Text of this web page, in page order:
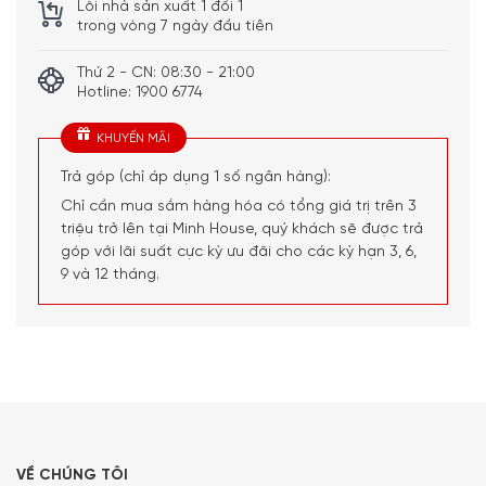
khoảng từ 7,5-14 cm
– Các bộ phận Đĩa nhỏ giọt, nắp bình chứa
khay hứng, nắp bình nước an toàn với máy
rửa bát
Kích thước
– Khối
Cao 46,7 cm x Rộng 38 cm x Sâu 30,9 cm –
Nặng 9,6 Kg
Lỗi nhà sản xuất 1 đổi 1
trong vòng 7 ngày đầu tiên
Thứ 2 - CN: 08:30 - 21:00
Hotline: 1900 6774
KHUYẾN MÃI
Trả góp (chỉ áp dụng 1 số ngân hàng):
Chỉ cần mua sắm hàng hóa có tổng giá trị trên 3
triệu trở lên tại Minh House, quý khách sẽ được trả
góp với lãi suất cực kỳ ưu đãi cho các kỳ hạn 3, 6,
9 và 12 tháng.
VỀ CHÚNG TÔI